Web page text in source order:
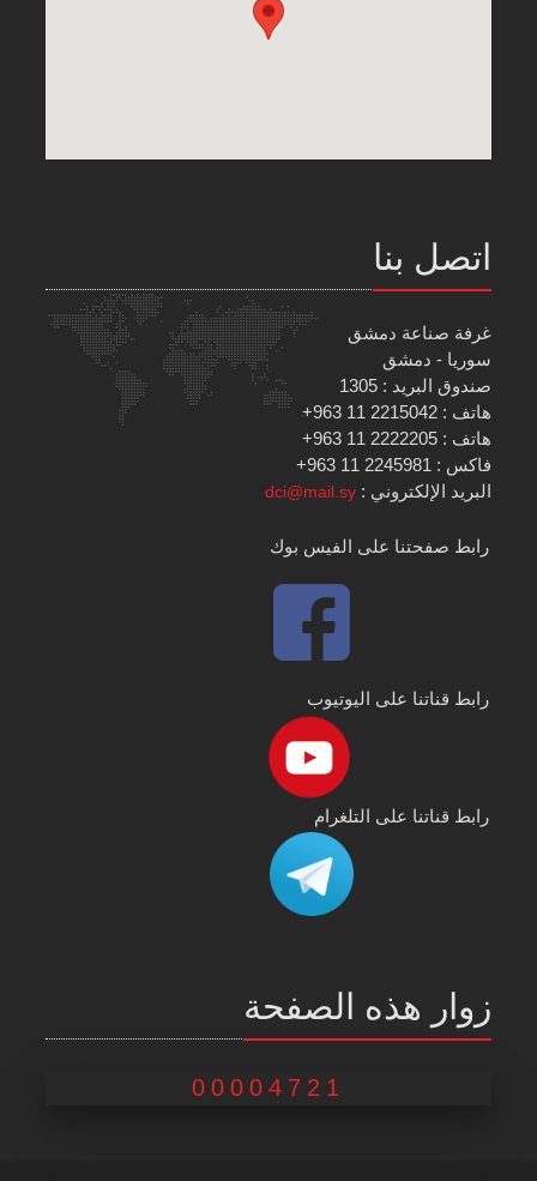
اتصل بنا
غرفة صناعة دمشق
سوريا - دمشق
صندوق البريد : 1305
هاتف : 2215042 11 963+
هاتف : 2222205 11 963+
فاكس : 2245981 11 963+
البريد الإلكتروني :dci@mail.sy
رابط صفحتنا على الفيس بوك
رابط قناتنا على اليوتيوب
رابط قناتنا على التلغرام
زوار هذه الصفحة
00004721